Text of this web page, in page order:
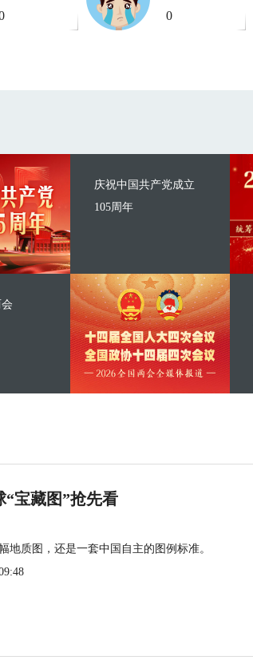
0
庆祝中国共产党成立
105周年
“宝藏图”抢先看
地质图，还是一套中国自主的图例标准。